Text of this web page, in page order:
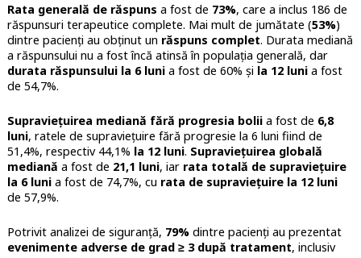
Rata generală de răspuns a fost de 73%, care a inclus 186 de
răspunsuri terapeutice complete. Mai mult de jumătate (53%)
dintre pacienți au obținut un răspuns complet. Durata mediană
a răspunsului nu a fost încă atinsă în populația generală, dar
durata răspunsului la 6 lunia fost de 60% și la 12 lunia fost
de 54,7%.
Supraviețuirea mediană fără progresia boliia fost de 6,8
luni, ratele de supraviețuire fără progresie la 6 luni fiind de
51,4%, respectiv 44,1% la 12 luni. Supraviețuirea globală
mediană a fost de 21,1 luni, iar rata totală de supraviețuire
la 6 lunia fost de 74,7%, cu rata de supraviețuire la 12 luni
de 57,9%.
Potrivit analizei de siguranță, 79%dintre pacienți au prezentat
evenimente adverse de grad ≥ 3 după tratament, inclusiv